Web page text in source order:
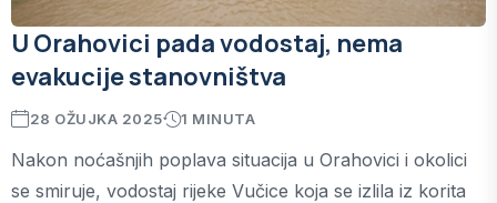
U Orahovici pada vodostaj, nema
evakucije stanovništva
28 OŽUJKA 2025 1 MINUTA
Nakon noćašnjih poplava situacija u Orahovici i okolici
se smiruje, vodostaj rijeke Vučice koja se izlila iz korita